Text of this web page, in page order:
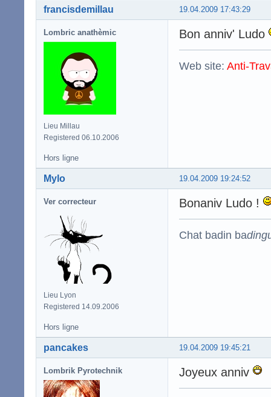
19.04.2009 17:43:29
francisdemillau
Lombric anathèmic
Lieu Millau
Registered 06.10.2006
Bon anniv' Ludo
Web site: Anti-
Hors ligne
19.04.2009 19:24:52
Mylo
Ver correcteur
Lieu Lyon
Registered 14.09.2006
Bonaniv Ludo !
Chat badin ba
Hors ligne
19.04.2009 19:45:21
pancakes
Lombrik Pyrotechnik Joyeux anniv